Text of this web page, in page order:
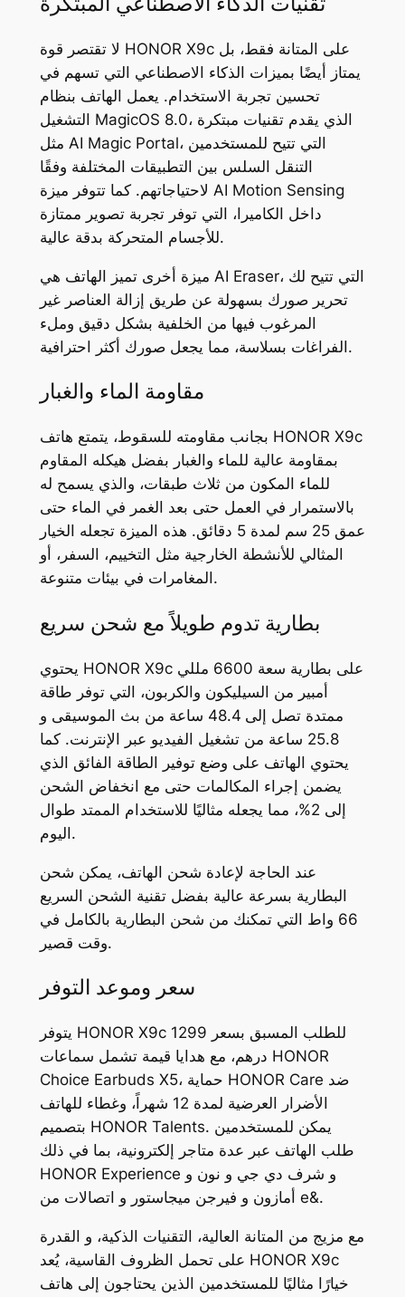
لا تقتصر قوة HONOR X9c على المتانة فقط، بل
يمتاز أيضًا بميزات الذكاء الاصطناعي التي تسهم في
تحسين تجربة الاستخدام. يعمل الهاتف بنظام
التشغيل MagicOS 8.0، الذي يقدم تقنيات مبتكرة
مثل AI Magic Portal، التي تتيح للمستخدمين
التنقل السلس بين التطبيقات المختلفة وفقًا
لاحتياجاتهم. كما تتوفر ميزة AI Motion Sensing
داخل الكاميرا، التي توفر تجربة تصوير ممتازة
للأجسام المتحركة بدقة عالية.
ميزة أخرى تميز الهاتف هي AI Eraser، التي تتيح لك
تحرير صورك بسهولة عن طريق إزالة العناصر غير
المرغوب فيها من الخلفية بشكل دقيق وملء
الفراغات بسلاسة، مما يجعل صورك أكثر احترافية.
مقاومة الماء والغبار
بجانب مقاومته للسقوط، يتمتع هاتف HONOR X9c
بمقاومة عالية للماء والغبار بفضل هيكله المقاوم
للماء المكون من ثلاث طبقات، والذي يسمح له
بالاستمرار في العمل حتى بعد الغمر في الماء حتى
عمق 25 سم لمدة 5 دقائق. هذه الميزة تجعله الخيار
المثالي للأنشطة الخارجية مثل التخييم، السفر، أو
المغامرات في بيئات متنوعة.
بطارية تدوم طويلاً مع شحن سريع
يحتوي HONOR X9c على بطارية سعة 6600 مللي
أمبير من السيليكون والكربون، التي توفر طاقة
ممتدة تصل إلى 48.4 ساعة من بث الموسيقى و
25.8 ساعة من تشغيل الفيديو عبر الإنترنت. كما
يحتوي الهاتف على وضع توفير الطاقة الفائق الذي
يضمن إجراء المكالمات حتى مع انخفاض الشحن
إلى 2%، مما يجعله مثاليًا للاستخدام الممتد طوال
اليوم.
عند الحاجة لإعادة شحن الهاتف، يمكن شحن
البطارية بسرعة عالية بفضل تقنية الشحن السريع
66 واط التي تمكنك من شحن البطارية بالكامل في
وقت قصير.
سعر وموعد التوفر
يتوفر HONOR X9c للطلب المسبق بسعر 1299
درهم، مع هدايا قيمة تشمل سماعات HONOR
Choice Earbuds X5، حماية HONOR Care ضد
الأضرار العرضية لمدة 12 شهراً، وغطاء للهاتف
بتصميم HONOR Talents. يمكن للمستخدمين
طلب الهاتف عبر عدة متاجر إلكترونية، بما في ذلك
HONOR Experience و شرف دي جي و نون و
أمازون و فيرجن ميجاستور و اتصالات من e&.
مع مزيج من المتانة العالية، التقنيات الذكية، و القدرة
على تحمل الظروف القاسية، يُعد HONOR X9c
خيارًا مثاليًا للمستخدمين الذين يحتاجون إلى هاتف